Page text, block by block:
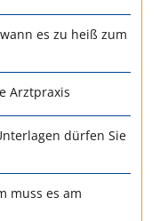
es zu heiß zum
Arztpraxis
dürfen Sie
muss es am